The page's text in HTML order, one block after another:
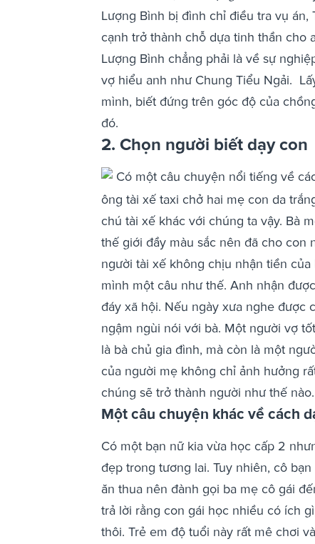
Lượng Bình bị đình chỉ điều tra vụ
cạnh trở thành chỗ dựa tinh thần cho
Lượng Bình chẳng phải là về sự
vợ hiểu anh như Chung Tiểu Ngải.
mình, biết đứng trên góc độ của
đó.
2. Chọn người biết dạy con
Có một câu chuyện nổi tiếng về
ông tài xế taxi chở hai mẹ con da
chú tài xế khác với chúng ta vậy. Bà
thế giới đầy màu sắc nên đã cho con
người tài xế không chịu nhận tiền
mình một câu như thế. Anh nhận
đáy xã hội. Nếu ngày xưa nghe được
ngậm ngùi nói với bà. Một người vợ
là bà chủ gia đình, mà còn là một
của người mẹ không chỉ ảnh hưởng
chúng sẽ trở thành người như thế nào.
Một câu chuyện khác về cách
Có một bạn nữ kia vừa học cấp 2
đẹp trong tương lai. Tuy nhiên, cô
ăn thua nên đành gọi ba mẹ cô gái
trả lời rằng con gái học nhiều có ích
thôi. Trẻ em độ tuổi này rất mê chơi